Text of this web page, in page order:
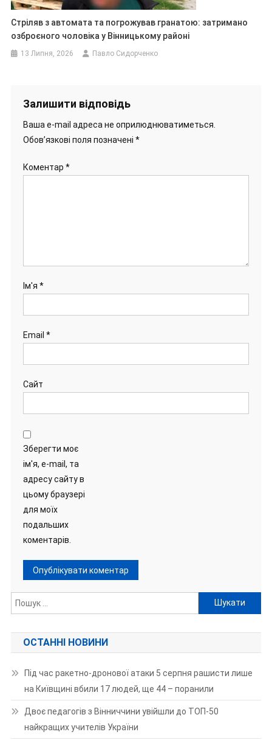
Стріляв з автомата та погрожував гранатою: затримано
озброєного чоловіка у Вінницькому районі
13 Липня, 2026 Павло Сидорченко
Залишити відповідь
Ваша e-mail адреса не оприлюднюватиметься.
Обов’язкові поля позначені *
Коментар *
Ім'я *
Email *
Сайт
Зберегти моє
ім'я, e-mail, та
адресу сайту в
цьому браузері
для моїх
подальших
коментарів.
Пошук:
ОСТАННІ НОВИНИ
Під час ракетно-дронової атаки 5 серпня рашисти лише
на Київщині вбили 17 людей, ще 44 – поранили
Двоє педагогів з Вінниччини увійшли до ТОП-50
найкращих учителів України